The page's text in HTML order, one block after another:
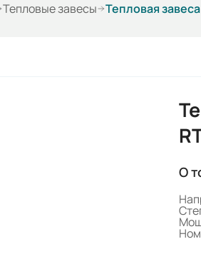
Тепловые завесы Тепловая
О